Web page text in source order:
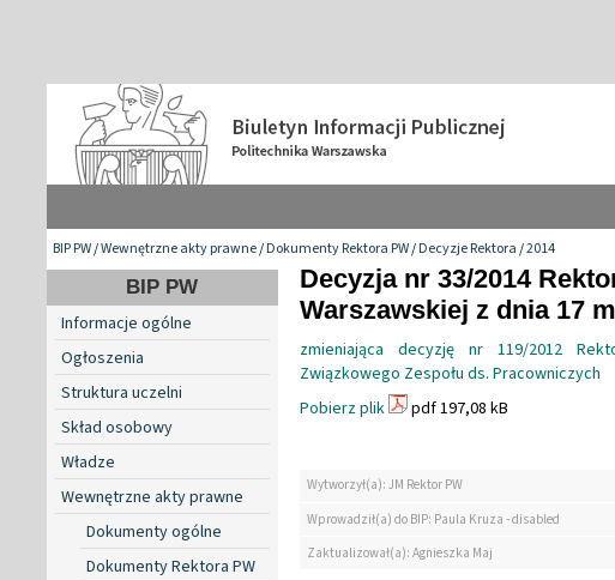
BIP PW/Wewnętrzne akty prawne/Dokumenty Rektora PW/Decyzje Rektora/2014
BIP PW
Informacje ogólne
Ogłoszenia
Struktura uczelni
Skład osobowy
Władze
Wewnętrzne akty prawne
Dokumenty ogólne
Dokumenty Rektora PW
Decyzja nr 33/2014
Warszawskiej z dnia 17
zmieniająca decyzję nr 119/2012
Związkowego Zespołu ds. Pracowniczych
Pobierz plik
pdf 197,08 kB
Wytworzył(a): JM Rektor PW
Wprowadził(a) do BIP: Paula Kruza - disabled
Zaktualizował(a): Agnieszka Maj